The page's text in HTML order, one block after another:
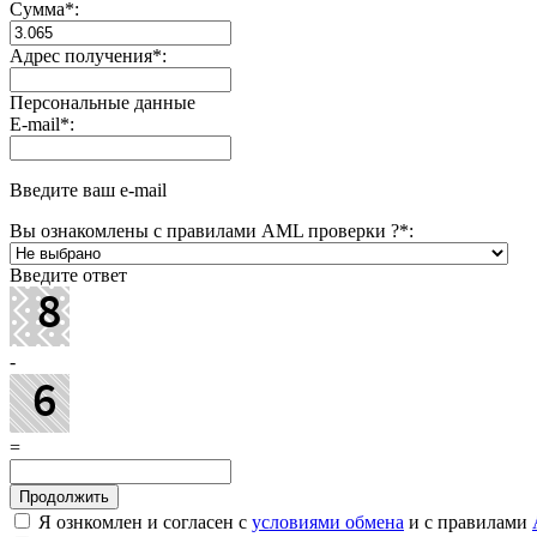
Сумма*:
Адрес получения*:
Персональные данные
E-mail*:
Введите ваш e-mail
Вы ознакомлены с правилами AML проверки ?*:
Введите ответ
-
=
Я ознкомлен и согласен с условиями обмена и с правилами